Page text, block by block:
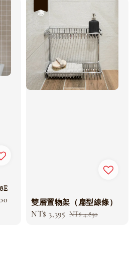
Regular雙層置物架（扁型線條）
Sale
NT$ 3,395 Regular
NT$ 4,850